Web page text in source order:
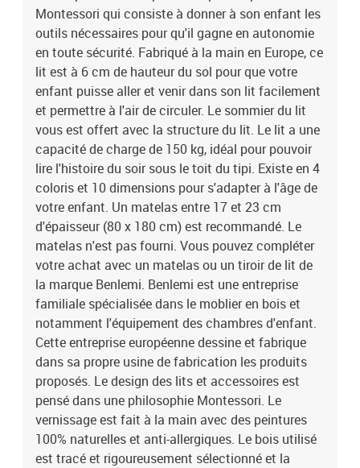
européenne dessine et fabrique dans sa propre usine de
fabrication les produits proposés. Le design des lits et accessoires
est pensé dans une philosophie Montessori. Le vernissage est fait
à la main avec des peintures 100% naturelles et anti-allergiques.
Le bois utilisé est tracé et rigoureusement sélectionné et la chaîne
de fabrication est labellisée PEFC. Produit à monter soi-même. Un
manuel de montage est disponible. Garanti 5 ans. Dimensions
totales du lit : 145 x 89 x 189 cm (hauteur x largeur x longueur)
Montessori qui consiste à donner à son enfant les
outils nécessaires pour qu'il gagne en autonomie
en toute sécurité. Fabriqué à la main en Europe, ce
lit est à 6 cm de hauteur du sol pour que votre
enfant puisse aller et venir dans son lit facilement
et permettre à l'air de circuler. Le sommier du lit
vous est offert avec la structure du lit. Le lit a une
capacité de charge de 150 kg, idéal pour pouvoir
lire l'histoire du soir sous le toit du tipi. Existe en 4
coloris et 10 dimensions pour s'adapter à l'âge de
votre enfant. Un matelas entre 17 et 23 cm
d'épaisseur (80 x 180 cm) est recommandé. Le
matelas n'est pas fourni. Vous pouvez compléter
votre achat avec un matelas ou un tiroir de lit de
la marque Benlemi. Benlemi est une entreprise
familiale spécialisée dans le moblier en bois et
notamment l'équipement des chambres d'enfant.
Cette entreprise européenne dessine et fabrique
dans sa propre usine de fabrication les produits
proposés. Le design des lits et accessoires est
pensé dans une philosophie Montessori. Le
vernissage est fait à la main avec des peintures
100% naturelles et anti-allergiques. Le bois utilisé
est tracé et rigoureusement sélectionné et la